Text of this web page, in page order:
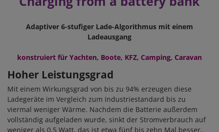
Adaptiver 6-stufiger Lade-Algorithmus mit einem
Ladeausgang
konstruiert für Yachten, Boote, KFZ, Camping, Caravan
Hoher Leistungsgrad
Mit einem Wirkungsgrad von bis zu 94% erzeugen diese
Ladegeräte im Vergleich zum Industriestandard bis zu
viermal weniger Wärme. Nachdem die Batterie außerdem
vollständig aufgeladen wurde, sinkt der Stromverbrauch auf
weniger als 0,5 Watt, das ist etwa fünf bis zehn Mal besser,